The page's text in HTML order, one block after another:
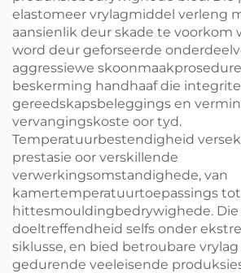
elastomeer vrylagmiddel verleng
aansienlik deur skade te voorkom
word deur geforseerde
aggressiewe
beskerming handhaaf die
gereedskapsbeleggings en
vervangingskoste oor tyd.
Temperatuurbestendigheid
prestasie oor verskillende
verwerkingsomstandighede, van
kamertemperatuurtoepassings
hittesmouldingbedrywighede.
doeltreffendheid selfs onder
siklusse, en bied betroubare
gedurende veeleisende